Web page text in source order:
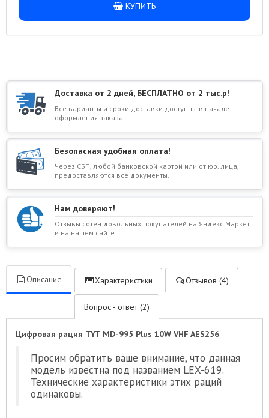
КУПИТЬ
Доставка от 2 дней, БЕСПЛАТНО от 2 тыс.р!
Все варианты и сроки доставки доступны в начале
оформления заказа.
Безопасная удобная оплата!
Через СБП, любой банковской картой или от юр. лица,
предоставляются все документы.
Нам доверяют!
Отзывы сотен довольных покупателей на Яндекс Маркет
и на нашем сайте.
Описание Характеристики Отзывов (4)
Вопрос - ответ (2)
Цифровая рация TYT MD-995 Plus 10W VHF AES256
Просим обратить ваше внимание, что данная
модель известна под названием LEX-619.
Технические характеристики этих раций
одинаковы.